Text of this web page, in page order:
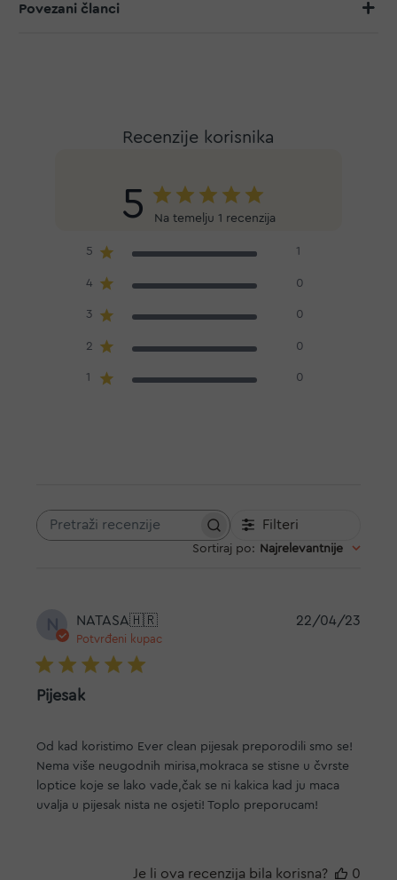
Povezani članci
Recenzije korisnika
5 Na temelju 1 recenzija
5 1
4 0
3 0
2 0
1 0
Pretraži
Filteri
Sortiraj po: Najrelevantnije
NATASA🇭🇷
Potvrđeni kupac
Pijesak
Od kad koristimo Ever clean pijesak preporodili smo se!
Nema više neugodnih mirisa,mokraca se stisne u čvrste
loptice koje se lako vade,čak se ni kakica kad ju maca
uvalja u pijesak nista ne osjeti! Toplo preporucam!
22/04/23
Je li ova recenzija bila korisna? 0